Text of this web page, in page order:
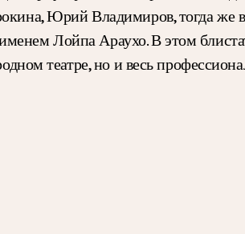
Юрий Владимиров, тогда же
Лойпа Араухо. В этом
театре, но и весь